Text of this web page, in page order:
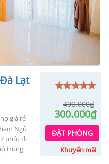
Lạt
giá rẻ
Ngũ
phút đi
trung
hạng5.00
5 sao
400.000₫
là:
300.000₫
tại
là:
ĐẶT PHÒNG
Khuyến mãi